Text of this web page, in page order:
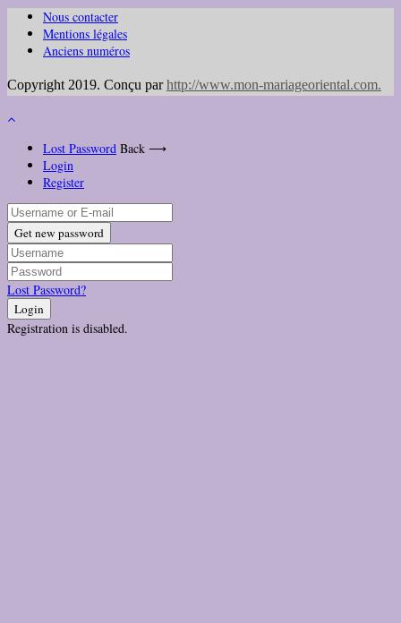
Nous contacter
Mentions légales
Anciens numéros
Copyright 2019. Conçu parhttp://www.mon-mariageoriental.com.
Lost Password Back ⟶
Login
Register
Get new password
Lost Password?
Login
Registration is disabled.